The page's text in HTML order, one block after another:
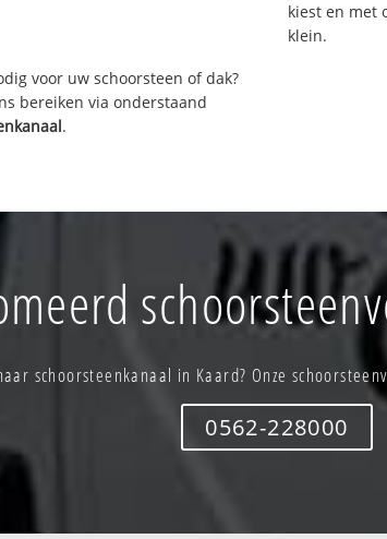
voor uw schoorsteen of dak?
bereiken via onderstaand
.
kiest en met
klein.
schoorsteenkanaal in Kaard? Onze
0562-228000